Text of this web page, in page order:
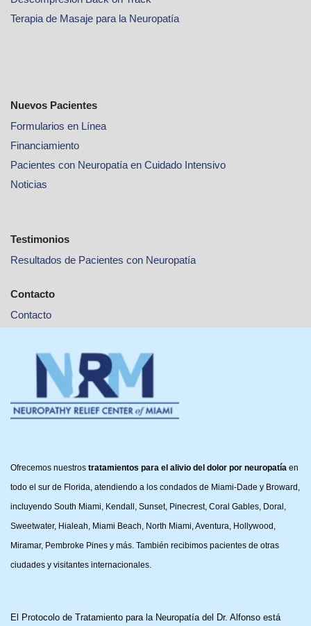
Terapia de Masaje para la Neuropatía
Nuevos Pacientes
Formularios en Línea
Financiamiento
Pacientes con Neuropatía en Cuidado Intensivo
Noticias
Testimonios
Resultados de Pacientes con Neuropatía
Contacto
Contacto
Ofrecemos nuestros tratamientos para el alivio del dolor por neuropatía en
todo el sur de Florida, atendiendo a los condados de Miami-Dade y Broward,
incluyendo South Miami, Kendall, Sunset, Pinecrest, Coral Gables, Doral,
Sweetwater, Hialeah, Miami Beach, North Miami, Aventura, Hollywood,
Miramar, Pembroke Pines y más. También recibimos pacientes de otras
ciudades y visitantes internacionales.
El Protocolo de Tratamiento para la Neuropatía del Dr. Alfonso está